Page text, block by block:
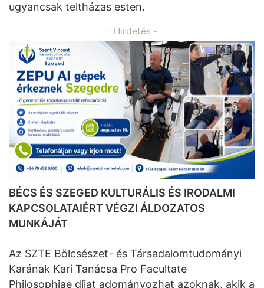
ugyancsak teltházas esten.
- Hirdetés -
BÉCS ÉS SZEGED KULTURÁLIS ÉS IRODALMI
KAPCSOLATAIÉRT VÉGZI ÁLDOZATOS
MUNKÁJÁT
Az SZTE Bölcsészet- és Társadalomtudományi
Karának Kari Tanácsa Pro Facultate
Philosophiae díjat adományozhat azoknak, akik a